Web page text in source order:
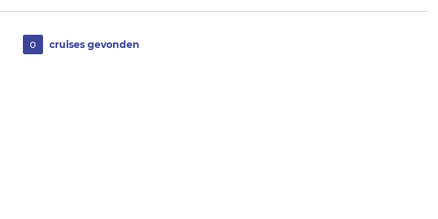
0 cruises gevonden